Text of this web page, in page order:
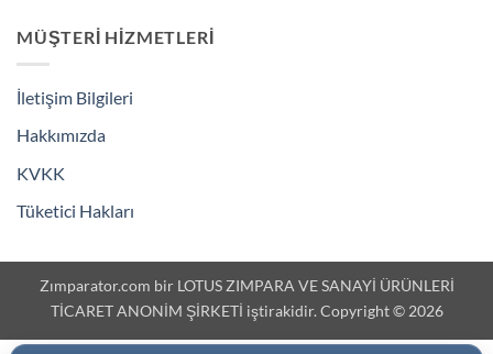
MÜŞTERI HIZMETLERI
İletişim Bilgileri
Hakkımızda
KVKK
Tüketici Hakları
Zımparator.com bir LOTUS ZIMPARA VE SANAYİ ÜRÜNLERİ
TİCARET ANONİM ŞİRKETİ iştirakidir. Copyright © 2026